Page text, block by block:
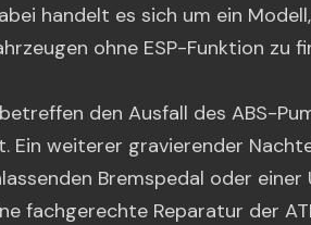
handelt es sich um ein
ohne ESP-Funktion zu
den Ausfall des ABS-
Ein weiterer gravierender
Bremspedal oder
fachgerechte Reparatur der